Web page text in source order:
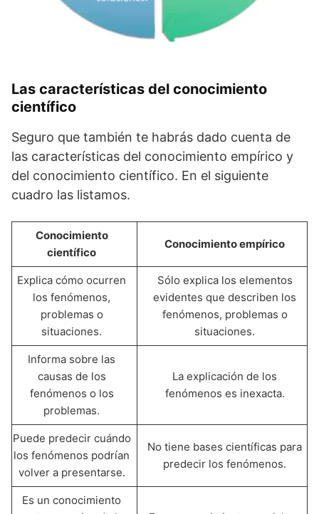
Las características del conocimiento
científico
Seguro que también te habrás dado cuenta de
las características del conocimiento empírico y
del conocimiento científico. En el siguiente
cuadro las listamos.
Conocimiento
científico
Conocimiento empírico
Explica cómo ocurren
los fenómenos,
problemas o
situaciones.
Sólo explica los elementos
evidentes que describen los
fenómenos, problemas o
situaciones.
Informa sobre las
causas de los
fenómenos o los
problemas.
La explicación de los
fenómenos es inexacta.
Puede predecir cuándo
los fenómenos podrían
volver a presentarse.
No tiene bases científicas para
predecir los fenómenos.
Es un conocimiento